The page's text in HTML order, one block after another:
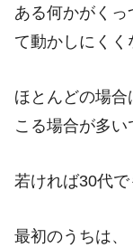
ある何かがくっ
て動かしにくく
ほとんどの場
こる場合が多い
若ければ30代で
最初のうちは、